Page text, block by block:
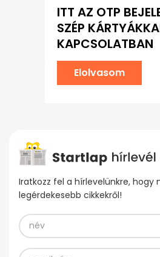
ITT AZ OTP
SZÉP
KAPCSOLATBAN
Elolvasom
Iratkozz fel a hírlevelünkre, hogy
legérdekesebb cikkekről!